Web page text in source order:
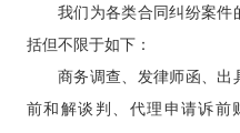
我们为各类合同纠纷案件
括但不限于如下：
商务调查、发律师函、出
前和解谈判、代理申请诉前